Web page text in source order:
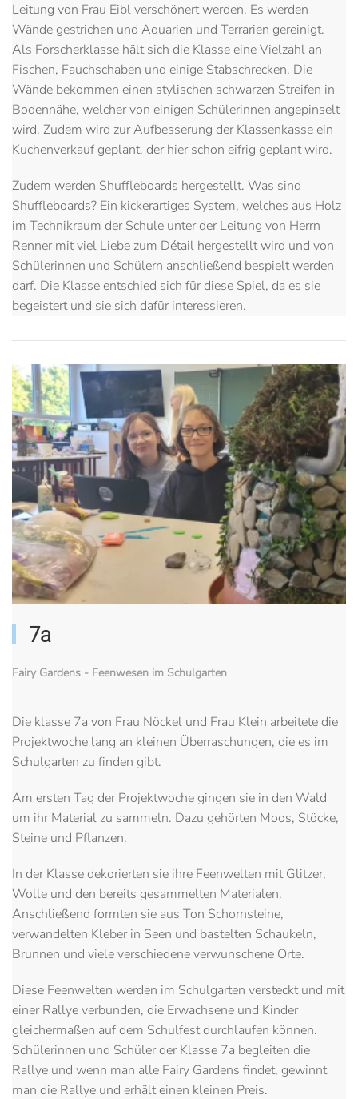
Leitung von Frau Eibl verschönert werden. Es werden
Wände gestrichen und Aquarien und Terrarien gereinigt.
Als Forscherklasse hält sich die Klasse eine Vielzahl an
Fischen, Fauchschaben und einige Stabschrecken. Die
Wände bekommen einen stylischen schwarzen Streifen in
Bodennähe, welcher von einigen Schülerinnen angepinselt
wird. Zudem wird zur Aufbesserung der Klassenkasse ein
Kuchenverkauf geplant, der hier schon eifrig geplant wird.
Zudem werden Shuffleboards hergestellt. Was sind
Shuffleboards? Ein kickerartiges System, welches aus Holz
im Technikraum der Schule unter der Leitung von Herrn
Renner mit viel Liebe zum Détail hergestellt wird und von
Schülerinnen und Schülern anschließend bespielt werden
darf. Die Klasse entschied sich für diese Spiel, da es sie
begeistert und sie sich dafür interessieren.
7a
Fairy Gardens - Feenwesen im Schulgarten
Die klasse 7a von Frau Nöckel und Frau Klein arbeitete die
Projektwoche lang an kleinen Überraschungen, die es im
Schulgarten zu finden gibt.
Am ersten Tag der Projektwoche gingen sie in den Wald
um ihr Material zu sammeln. Dazu gehörten Moos, Stöcke,
Steine und Pflanzen.
In der Klasse dekorierten sie ihre Feenwelten mit Glitzer,
Wolle und den bereits gesammelten Materialen.
Anschließend formten sie aus Ton Schornsteine,
verwandelten Kleber in Seen und bastelten Schaukeln,
Brunnen und viele verschiedene verwunschene Orte.
Diese Feenwelten werden im Schulgarten versteckt und mit
einer Rallye verbunden, die Erwachsene und Kinder
gleichermaßen auf dem Schulfest durchlaufen können.
Schülerinnen und Schüler der Klasse 7a begleiten die
Rallye und wenn man alle Fairy Gardens findet, gewinnt
man die Rallye und erhält einen kleinen Preis.